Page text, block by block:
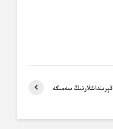
قېرىنداشلارنىڭ سەمىگە